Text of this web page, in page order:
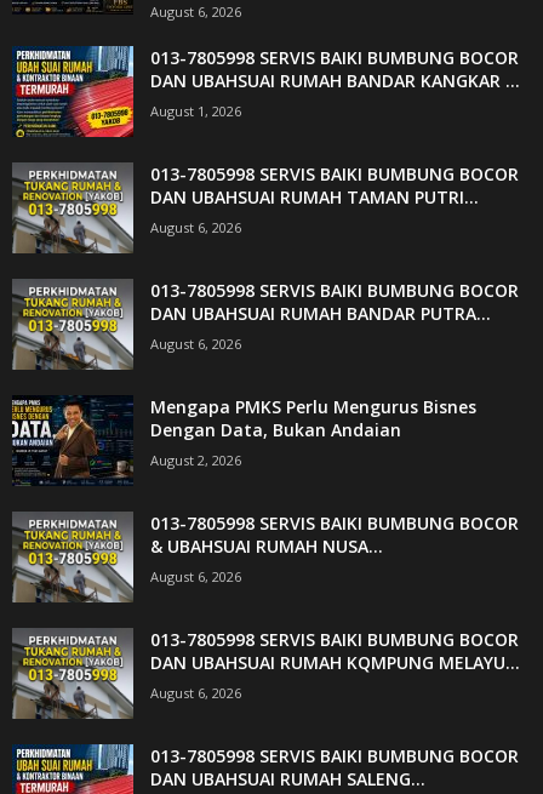
August 6, 2026
013-7805998 SERVIS BAIKI BUMBUNG BOCOR
DAN UBAHSUAI RUMAH BANDAR KANGKAR ...
August 1, 2026
013-7805998 SERVIS BAIKI BUMBUNG BOCOR
DAN UBAHSUAI RUMAH TAMAN PUTRI...
August 6, 2026
013-7805998 SERVIS BAIKI BUMBUNG BOCOR
DAN UBAHSUAI RUMAH BANDAR PUTRA...
August 6, 2026
Mengapa PMKS Perlu Mengurus Bisnes
Dengan Data, Bukan Andaian
August 2, 2026
013-7805998 SERVIS BAIKI BUMBUNG BOCOR
& UBAHSUAI RUMAH NUSA...
August 6, 2026
013-7805998 SERVIS BAIKI BUMBUNG BOCOR
DAN UBAHSUAI RUMAH KQMPUNG MELAYU...
August 6, 2026
013-7805998 SERVIS BAIKI BUMBUNG BOCOR
DAN UBAHSUAI RUMAH SALENG...